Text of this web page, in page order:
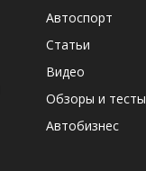
Автоспорт
Статьи
Видео
Обзоры и тесты
Автобизнес